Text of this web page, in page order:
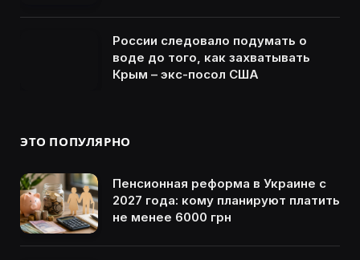
России следовало подумать о
воде до того, как захватывать
Крым – экс-посол США
ЭТО ПОПУЛЯРНО
Пенсионная реформа в Украине с
2027 года: кому планируют платить
не менее 6000 грн